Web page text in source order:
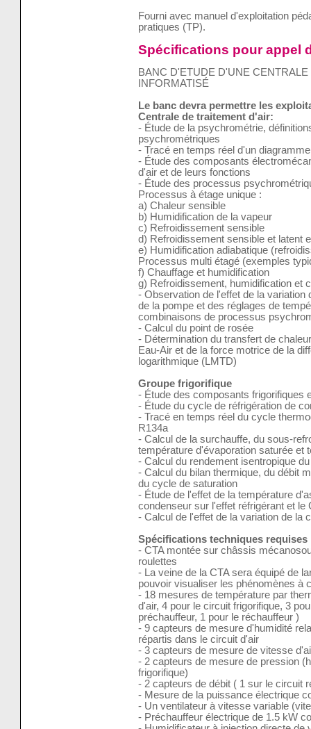
Fourni avec manuel d'exploitation
pratiques (TP).
Spécifications pour appel
BANC D'ETUDE D'UNE
INFORMATISÉ
Le banc devra permettre les
Centrale de traitement d'air:
- Étude de la psychrométrie,
psychrométriques
- Tracé en temps réel d'un
- Étude des composants
d'air et de leurs fonctions
- Étude des processus
Processus à étage unique :
a) Chaleur sensible
b) Humidification de la vapeur
c) Refroidissement sensible
d) Refroidissement sensible et latent
e) Humidification adiabatique
Processus multi étagé (exemples
f) Chauffage et humidification
g) Refroidissement, humidification et
- Observation de l'effet de la variation
de la pompe et des réglages de
combinaisons de processus
- Calcul du point de rosée
- Détermination du transfert de
Eau-Air et de la force motrice de la
logarithmique (LMTD)
Groupe frigorifique
- Étude des composants frigorifiques
- Étude du cycle de réfrigération de
- Tracé en temps réel du cycle
R134a
- Calcul de la surchauffe, du sous-
température d'évaporation saturée et
- Calcul du rendement isentropique
- Calcul du bilan thermique, du débit
du cycle de saturation
- Étude de l'effet de la température
condenseur sur l'effet réfrigérant et le
- Calcul de l'effet de la variation de la
Spécifications techniques requises
- CTA montée sur châssis
roulettes
- La veine de la CTA sera équipé de
pouvoir visualiser les phénomènes à
- 18 mesures de température par
d'air, 4 pour le circuit frigorifique, 3
préchauffeur, 1 pour le réchauffeur )
- 9 capteurs de mesure d'humidité
répartis dans le circuit d'air
- 3 capteurs de mesure de vitesse
- 2 capteurs de mesure de pression
frigorifique)
- 2 capteurs de débit ( 1 sur le circuit
- Mesure de la puissance électrique
- Un ventilateur à vitesse variable
- Préchauffeur électrique de 1.5 kW